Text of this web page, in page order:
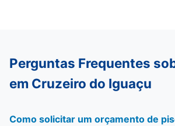
Perguntas Frequentes
em Cruzeiro do Iguaçu
Como solicitar um orçamento de